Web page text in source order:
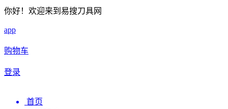
你好！欢迎来到易搜刀具网
app
购物车
登录
首页